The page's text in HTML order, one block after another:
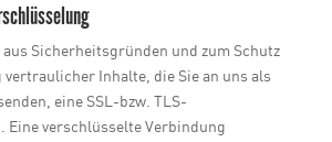
aus Sicherheitsgründen und zum Schutz
Inhalte, die Sie an uns als
eine SSL-bzw. TLS-
Eine verschlüsselte Verbindung